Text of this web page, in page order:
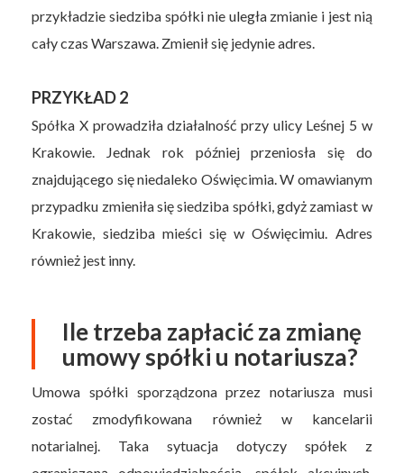
przykładzie siedziba spółki nie uległa zmianie i jest nią
cały czas Warszawa. Zmienił się jedynie adres.
PRZYKŁAD 2
Spółka X prowadziła działalność przy ulicy Leśnej 5 w
Krakowie. Jednak rok później przeniosła się do
znajdującego się niedaleko Oświęcimia. W omawianym
przypadku zmieniła się siedziba spółki, gdyż zamiast w
Krakowie, siedziba mieści się w Oświęcimiu. Adres
również jest inny.
Ile trzeba zapłacić za zmianę
umowy spółki u notariusza?
Umowa spółki sporządzona przez notariusza musi
zostać zmodyfikowana również w kancelarii
notarialnej. Taka sytuacja dotyczy spółek z